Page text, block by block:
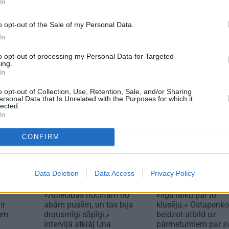
opt-out of the Sale of my Personal Data.
opt-out of processing my Personal Data for Targeted
opt-out of Collection, Use, Retention, Sale, and/or Sharing
Data that Is Unrelated with the Purposes for which it
CONFIRM
Data Deletion Data Access Privacy Policy
izlase
Kā Mārupē top labākie
pārtvērējdroni pasaulē.
spriedzi un dzīves
«Attiecības nocirtām no
abām pusēm, un tas bija
drausmīgi sāpīgi,»
intervijā atklāj Una
PERSONĪBAS
«Ilgu laiku par to
klusēju.» Ostapenko
beidzot atbild uz
pārmetumiem par